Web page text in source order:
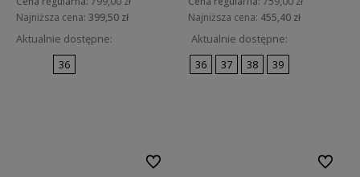
Najniższa cena: 399,50 zł
Aktualnie dostępne:
36
Najniższa cena: 455,40 zł
Aktualnie dostępne:
36
37 38 39
Do ulubionych Do